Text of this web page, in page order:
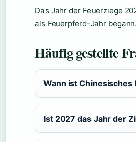
Das Jahr der Feuerziege
als Feuerpferd-Jahr begann.
Häufig gestellte
Wann ist Chinesisches
Ist 2027 das Jahr der